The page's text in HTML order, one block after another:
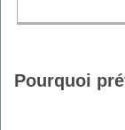
Pourquoi